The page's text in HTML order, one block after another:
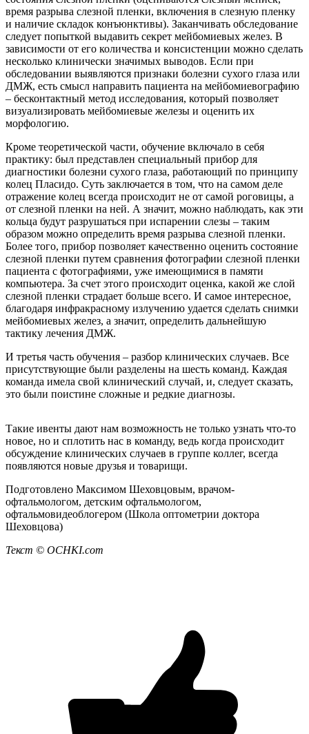
время разрыва слезной пленки, включения в слезную пленку
и наличие складок конъюнктивы). Заканчивать обследование
следует попыткой выдавить секрет мейбомиевых желез. В
зависимости от его количества и консистенции можно сделать
несколько клинически значимых выводов. Если при
обследовании выявляются признаки болезни сухого глаза или
ДМЖ, есть смысл направить пациента на мейбомиевографию
– бесконтактный метод исследования, который позволяет
визуализировать мейбомиевые железы и оценить их
морфологию.
Кроме теоретической части, обучение включало в себя
практику: был представлен специальный прибор для
диагностики болезни сухого глаза, работающий по принципу
колец Пласидо. Суть заключается в том, что на самом деле
отражение колец всегда происходит не от самой роговицы, а
от слезной пленки на ней. А значит, можно наблюдать, как эти
кольца будут разрушаться при испарении слезы – таким
образом можно определить время разрыва слезной пленки.
Более того, прибор позволяет качественно оценить состояние
слезной пленки путем сравнения фотографии слезной пленки
пациента с фотографиями, уже имеющимися в памяти
компьютера. За счет этого происходит оценка, какой же слой
слезной пленки страдает больше всего. И самое интересное,
благодаря инфракрасному излучению удается сделать снимки
мейбомиевых желез, а значит, определить дальнейшую
тактику лечения ДМЖ.
И третья часть обучения – разбор клинических случаев. Все
присутствующие были разделены на шесть команд. Каждая
команда имела свой клинический случай, и, следует сказать,
это были поистине сложные и редкие диагнозы.
Такие ивенты дают нам возможность не только узнать что-то
новое, но и сплотить нас в команду, ведь когда происходит
обсуждение клинических случаев в группе коллег, всегда
появляются новые друзья и товарищи.
Подготовлено Максимом Шеховцовым, врачом-
офтальмологом, детским офтальмологом,
офтальмовидеоблогером (Школа оптометрии доктора
Шеховцова)
Текст © OCHKI.com